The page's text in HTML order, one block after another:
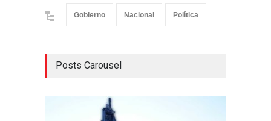
Gobierno Nacional Política
Posts Carousel